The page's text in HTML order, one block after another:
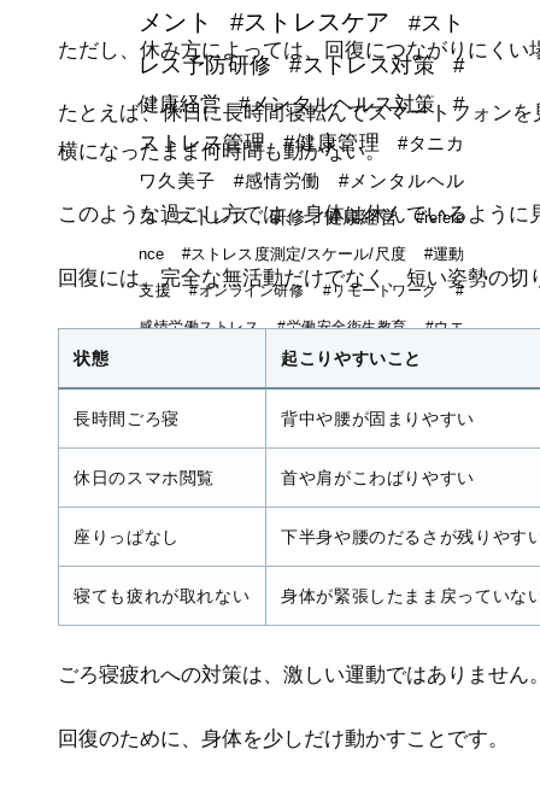
ただし、休み方によっては、回復につながりにくい
たとえば、休日に長時間寝転んでスマートフォン
横になったまま何時間も動かない。
このような過ごし方では、身体は休んでいるよう
回復には、完全な無活動だけでなく、短い姿勢の
状態 起こりやすいこと
長時間ごろ寝 背中や腰が固まりやすい
休日のスマホ閲覧 首や肩がこわばりやすい
座りっぱなし 下半身や腰のだるさが残りやす
寝ても疲れが取れない 身体が緊張したまま戻っていな
ごろ寝疲れへの対策は、激しい運動ではありません
回復のために、身体を少しだけ動かすことです。
メント
#ストレスケア
#スト
レス予防研修
#ストレス対策
#
健康経営
#メンタルヘルス対策
#
ストレス管理
#健康管理
#タニカ
ワ久美子
#感情労働
#メンタルヘル
ス，ストレス，研修，健康経営
#refere
nce
#ストレス度測定/スケール/尺度
#運動
支援
#オンライン研修 #リモートワーク #
感情労働ストレス #労働安全衛生教育 #ウエ
#安全衛生活動 #DXストレス研
#webセミナー
#メンタルヘルス，健康経
営
#バーンアウト
#ヒューマンエ
ラー
#生産性向上
#メンタルヘル